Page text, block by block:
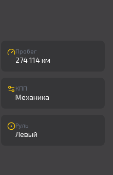
Пробег
274 114 км
КПП
Механика
Руль
Левый